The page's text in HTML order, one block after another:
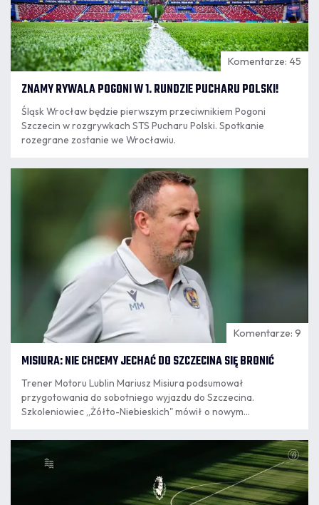
Komentarze: 45
ZNAMY RYWALA POGONI W 1. RUNDZIE PUCHARU POLSKI!
Śląsk Wrocław będzie pierwszym przeciwnikiem Pogoni
Szczecin w rozgrywkach STS Pucharu Polski. Spotkanie
rozegrane zostanie we Wrocławiu.
Komentarze: 9
MISIURA: NIE CHCEMY JECHAĆ DO SZCZECINA SIĘ BRONIĆ
Trener Motoru Lublin Mariusz Misiura podsumował
przygotowania do sobotniego wyjazdu do Szczecina.
Szkoleniowiec „Żółto-Niebieskich" mówił o nowym
wygranej Pogoni w Krakowie oraz o stanie zdrowia